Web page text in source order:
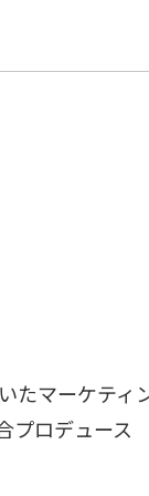
たマーケティ
プロデュース